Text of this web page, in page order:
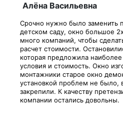
Алёна Васильевна
Срочно нужно было заменить
детском саду, окно большое
много компаний, чтобы
расчет стоимости.
которая предложила
условия и стоимость. Окно
монтажники старое окно
установкой проблем не было,
закрепили. К качеству
компании остались довольны.